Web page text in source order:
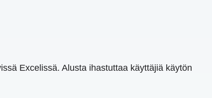
Excelissä. Alusta ihastuttaa käyttäjiä käytön